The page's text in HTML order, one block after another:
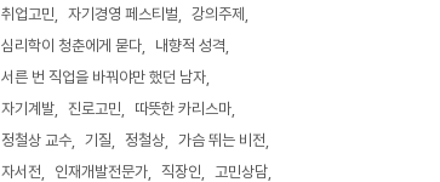
취업고민
자기경영 페스티벌
강의주제
심리학이 청춘에게 묻다
내향적 성격
서른 번 직업을 바꿔야만 했던 남자
자기계발
진로고민
따뜻한 카리스마
정철상 교수
기질 정철상
가슴 뛰는 비전
자서전
인재개발전문가 직장인
고민상담